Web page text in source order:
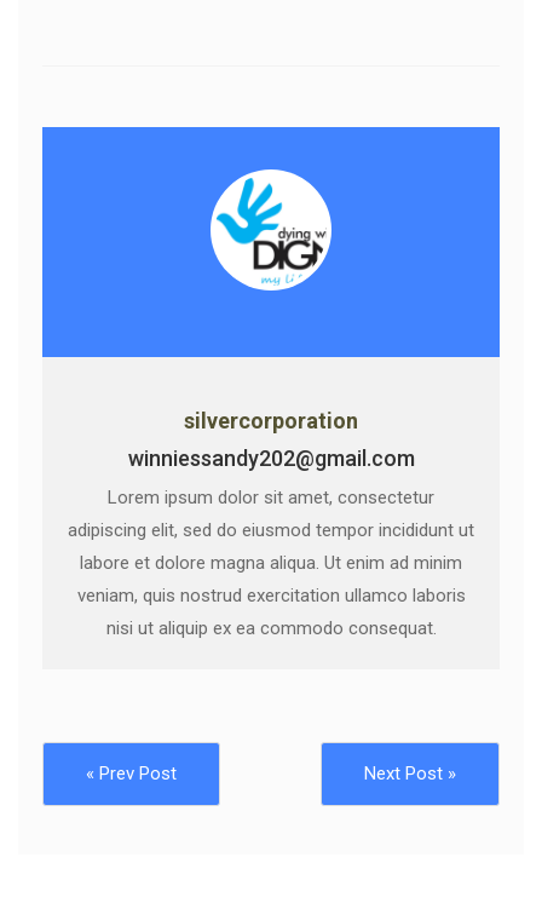
silvercorporation
winniessandy202@gmail.com
Lorem ipsum dolor sit amet, consectetur
adipiscing elit, sed do eiusmod tempor incididunt ut
labore et dolore magna aliqua. Ut enim ad minim
veniam, quis nostrud exercitation ullamco laboris
nisi ut aliquip ex ea commodo consequat.
« Prev Post Next Post »